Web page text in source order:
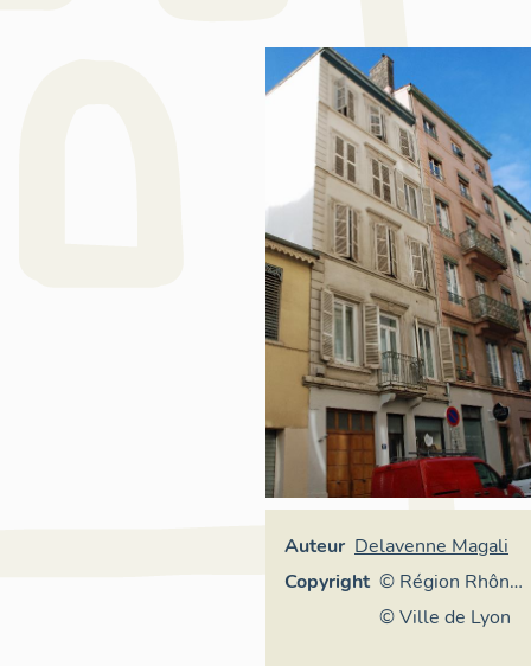
Auteur Delavenne Magali
Copyright © Région Rhône-
Alpes, Inventaire
© Ville de Lyon